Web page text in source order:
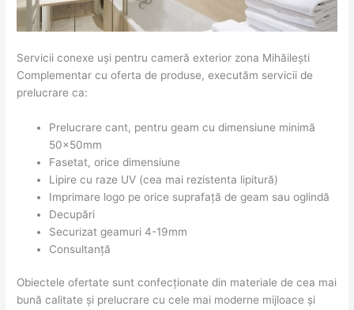
Servicii conexe uși pentru cameră exterior zona Mihăileşti
Complementar cu oferta de produse, executăm servicii de
prelucrare ca:
Prelucrare cant, pentru geam cu dimensiune minimă
50x50mm
Fasetat, orice dimensiune
Lipire cu raze UV (cea mai rezistenta lipitură)
Imprimare logo pe orice suprafață de geam sau oglindă
Decupări
Securizat geamuri 4-19mm
Consultanță
Obiectele ofertate sunt confecționate din materiale de cea mai
bună calitate și prelucrare cu cele mai moderne mijloace și